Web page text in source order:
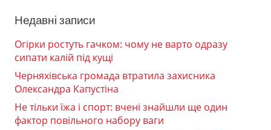
Недавні записи
Огірки ростуть гачком: чому не варто одразу
сипати калій під кущі
Черняхівська громада втратила захисника
Олександра Капустіна
Не тільки їжа і спорт: вчені знайшли ще один
фактор повільного набору ваги